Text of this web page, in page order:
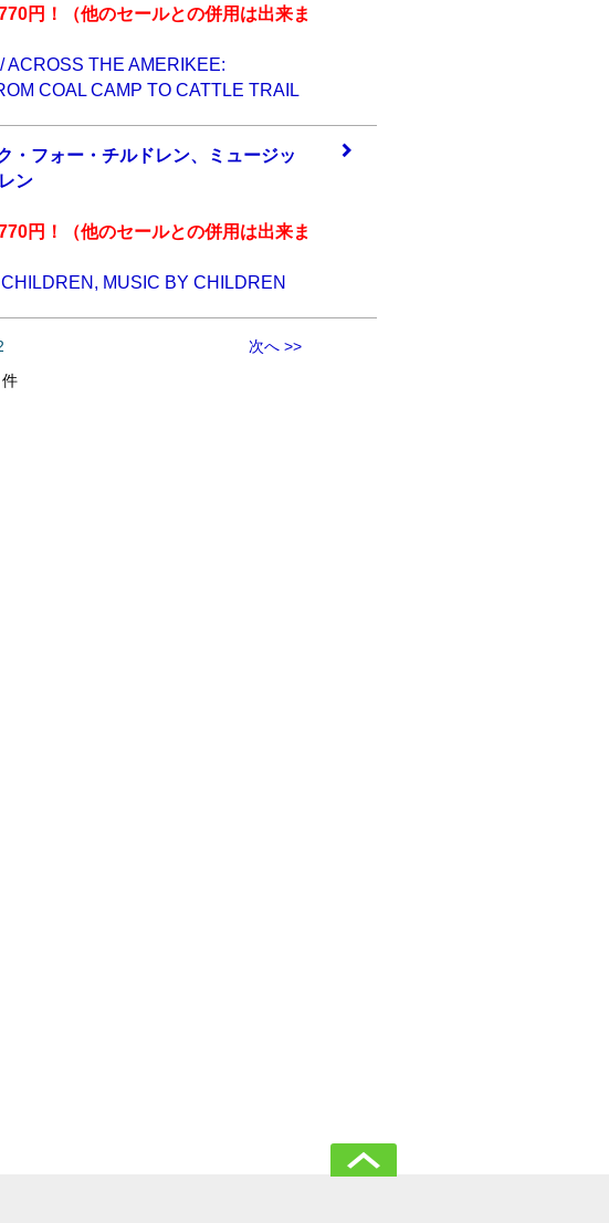
円！（他のセールとの併用は出来ま
ACROSS THE AMERIKEE:
COAL CAMP TO CATTLE TRAIL
・フォー・チルドレン、ミュージッ
ン
円！（他のセールとの併用は出来ま
MUSIC BY CHILDREN
次へ >>